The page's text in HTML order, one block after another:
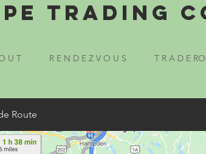
Trading
U T R E N D E Z V O U S T R A D E
Route